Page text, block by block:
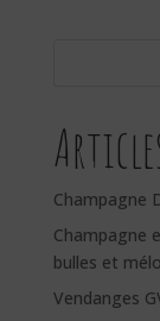
Champagne
Champagne
bulles et
Vendanges